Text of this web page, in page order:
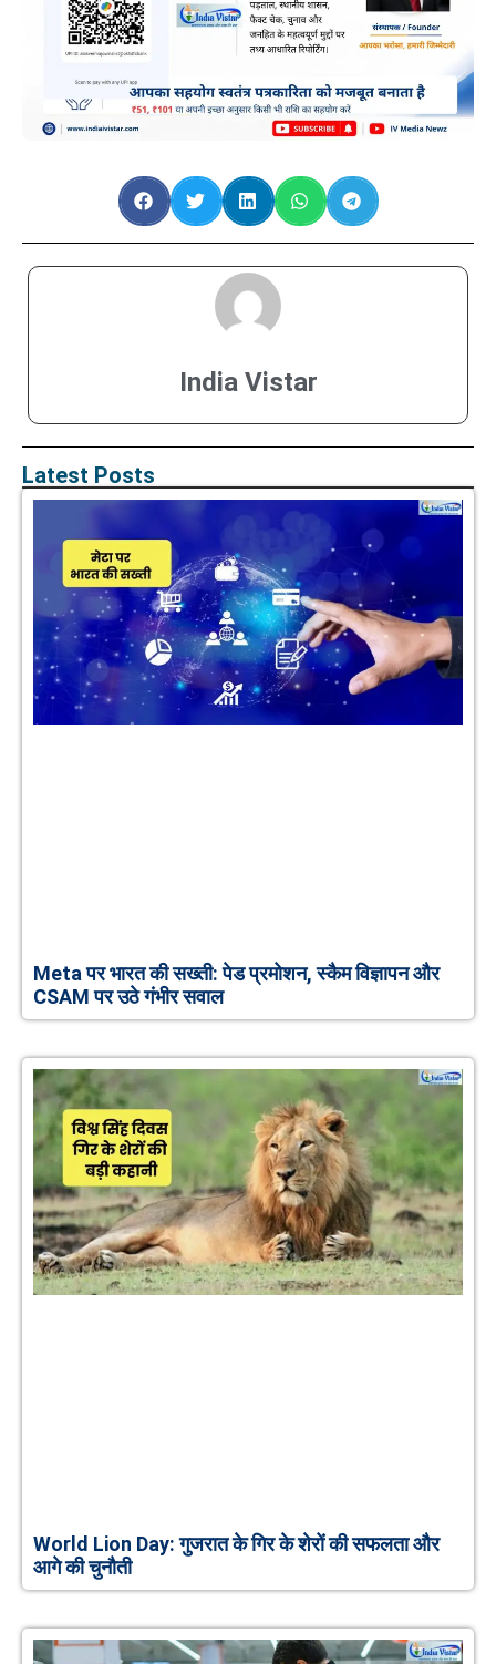
India Vistar
Latest Posts
Meta पर भारत की सख्ती: पेड प्रमोशन, स्कैम विज्ञापन और
CSAM पर उठे गंभीर सवाल
World Lion Day: गुजरात के गिर के शेरों की सफलता और
आगे की चुनौती